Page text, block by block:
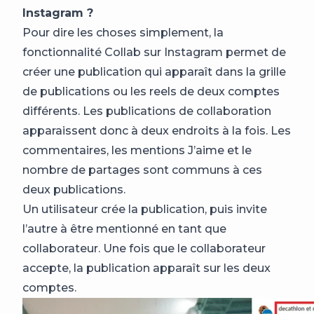
Instagram ?
Pour dire les choses simplement, la
fonctionnalité Collab sur Instagram permet de
créer une publication qui apparaît dans la grille
de publications ou les reels de deux comptes
différents. Les publications de collaboration
apparaissent donc à deux endroits à la fois. Les
commentaires, les mentions J’aime et le
nombre de partages sont communs à ces
deux publications.
Un utilisateur crée la publication, puis invite
l’autre à être mentionné en tant que
collaborateur. Une fois que le collaborateur
accepte, la publication apparaît sur les deux
comptes.